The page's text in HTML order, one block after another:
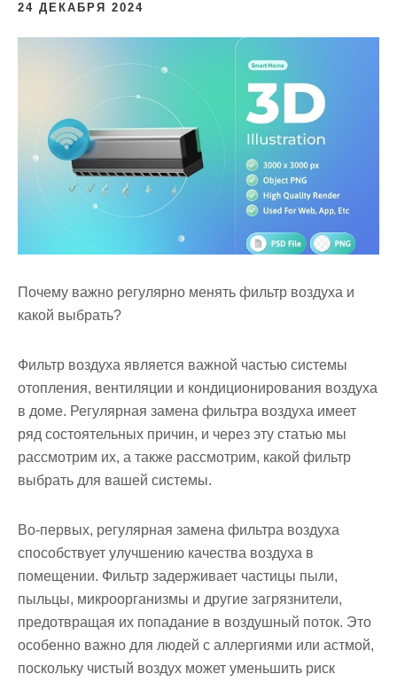
24 ДЕКАБРЯ 2024
Почему важно регулярно менять фильтр воздуха и
какой выбрать?
Фильтр воздуха является важной частью системы
отопления, вентиляции и кондиционирования воздуха
в доме. Регулярная замена фильтра воздуха имеет
ряд состоятельных причин, и через эту статью мы
рассмотрим их, а также рассмотрим, какой фильтр
выбрать для вашей системы.
Во-первых, регулярная замена фильтра воздуха
способствует улучшению качества воздуха в
помещении. Фильтр задерживает частицы пыли,
пыльцы, микроорганизмы и другие загрязнители,
предотвращая их попадание в воздушный поток. Это
особенно важно для людей с аллергиями или астмой,
поскольку чистый воздух может уменьшить риск